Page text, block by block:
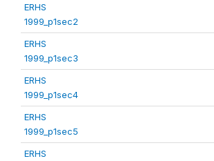
ERHS
1999_p1sec2
ERHS
1999_p1sec3
ERHS
1999_p1sec4
ERHS
1999_p1sec5
ERHS